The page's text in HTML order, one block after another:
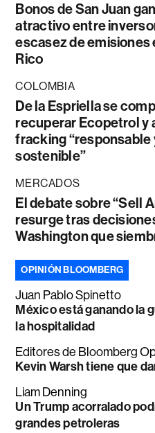
Bonos de San Juan
atractivo entre
escasez de emisiones
Rico
COLOMBIA
De la Espriella se
recuperar Ecopetrol y
fracking “responsable
sostenible”
MERCADOS
El debate sobre “Sell
resurge tras
Washington que
OPINIÓN BLOOMBERG
Juan Pablo Spinetto
México está ganando la
la hospitalidad
Editores de Bloomberg
Kevin Warsh tiene que
Liam Denning
Un Trump acorralado
grandes petroleras